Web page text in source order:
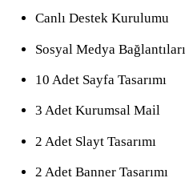
Canlı Destek Kurulumu
Sosyal Medya Bağlantıları
10 Adet Sayfa Tasarımı
3 Adet Kurumsal Mail
2 Adet Slayt Tasarımı
2 Adet Banner Tasarımı